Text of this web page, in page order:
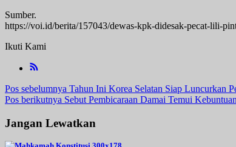
Sumber.
https://voi.id/berita/157043/dewas-kpk-didesak-pecat-lili-
Ikuti Kami
Navigasi
pos
Pos sebelumnya Tahun Ini Korea Selatan Siap Luncurkan
Pos berikutnya Sebut Pembicaraan Damai Temui
Jangan Lewatkan